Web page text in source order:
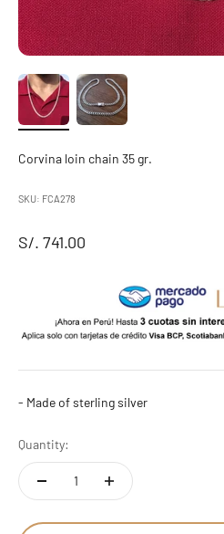
Corvina loin chain 35 gr.
SKU: FCA278
Sale price
S/. 741.00
- Made of sterling silver
Quantity: